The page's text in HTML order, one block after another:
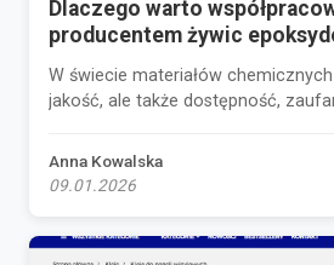
Dlaczego warto
producentem żywic
W świecie materiałów
jakość, ale także dostępność,
Anna Kowalska
09.01.2026